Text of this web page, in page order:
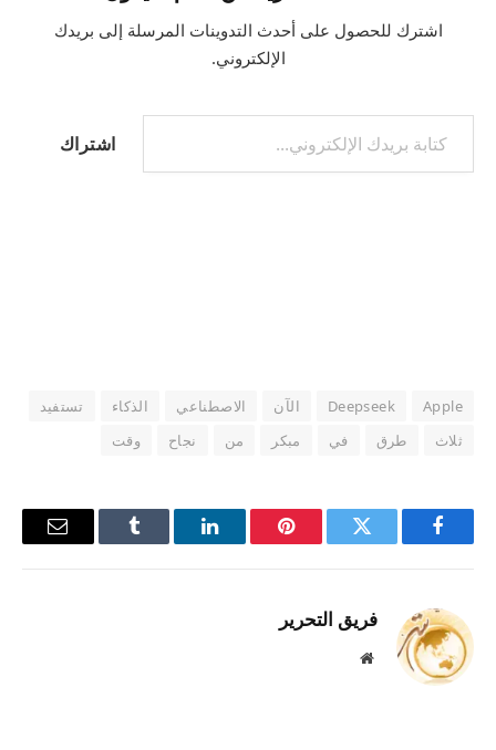
اشترك للحصول على أحدث التدوينات المرسلة إلى بريدك
الإلكتروني.
كتابة بريدك الإلكتروني...
اشتراك
Apple
Deepseek الآن الاصطناعي الذكاء
تستفيد
ثلاث
طرق في مبكر من نجاح وقت
فيسبوك تويتر بينتيريستلينكدإن Tumblr
البريد
فريق التحرير
موقع